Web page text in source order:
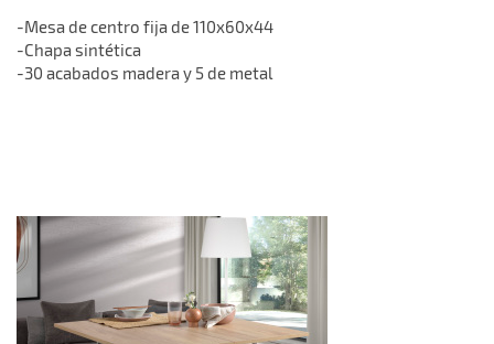
-Mesa de centro fija de 110x60x44
-Chapa sintética
-30 acabados madera y 5 de metal